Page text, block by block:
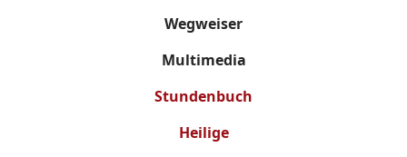
Wegweiser
Multimedia
Stundenbuch
Heilige